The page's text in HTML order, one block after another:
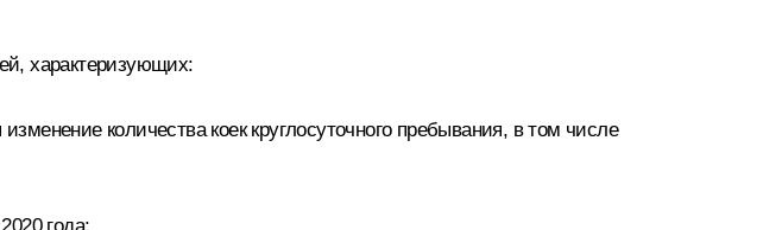
характеризующих:
количества коек круглосуточного пребывания, в том числе
года;